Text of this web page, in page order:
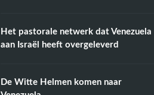
Het pastorale netwerk dat Venezuela
aan Israël heeft overgeleverd
De Witte Helmen komen naar